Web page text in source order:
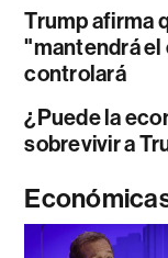
Trump afirma
"mantendrá
controlará
¿Puede la
sobrevivir a